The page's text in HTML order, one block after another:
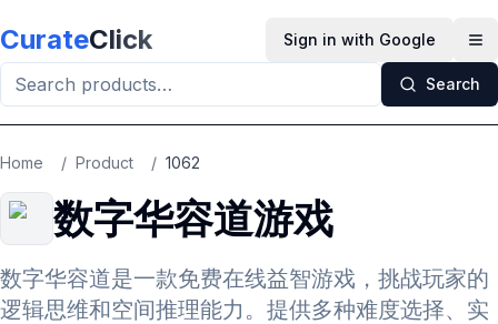
CurateClick Sign in with Google
Search
Home / Product / 1062
数字华容道游戏
数字华容道是一款免费在线益智游戏，挑战玩家的
逻辑思维和空间推理能力。提供多种难度选择、实